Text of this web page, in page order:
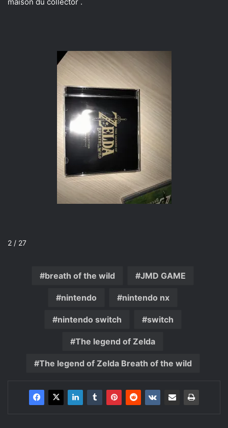
2 / 27
breath of the wild JMD GAME
nintendo nintendo nx
nintendo switch switch
The legend of Zelda
The legend of Zelda Breath of the wild